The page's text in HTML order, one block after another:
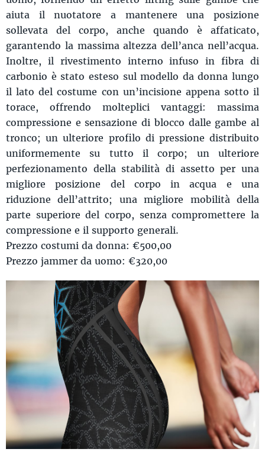
aiuta il nuotatore a mantenere una posizione
sollevata del corpo, anche quando è affaticato,
garantendo la massima altezza dell’anca nell’acqua.
Inoltre, il rivestimento interno infuso in fibra di
carbonio è stato esteso sul modello da donna lungo
il lato del costume con un’incisione appena sotto il
torace, offrendo molteplici vantaggi: massima
compressione e sensazione di blocco dalle gambe al
tronco; un ulteriore profilo di pressione distribuito
uniformemente su tutto il corpo; un ulteriore
perfezionamento della stabilità di assetto per una
migliore posizione del corpo in acqua e una
riduzione dell’attrito; una migliore mobilità della
parte superiore del corpo, senza compromettere la
compressione e il supporto generali.
Prezzo costumi da donna: €500,00
Prezzo jammer da uomo: €320,00